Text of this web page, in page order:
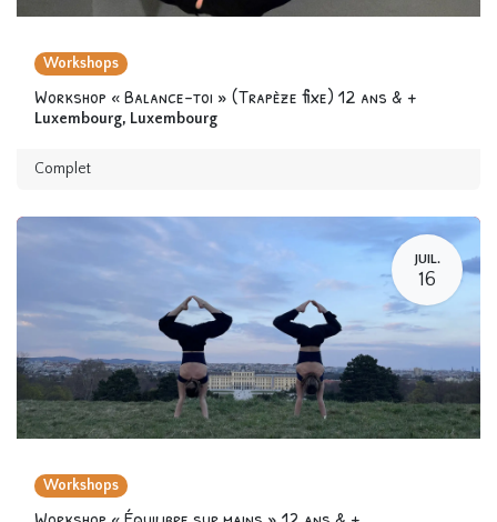
Workshops
Workshop « Balance-toi » (Trapèze fixe) 12 ans & +
Luxembourg, Luxembourg
Complet
JUIL.
16
Workshops